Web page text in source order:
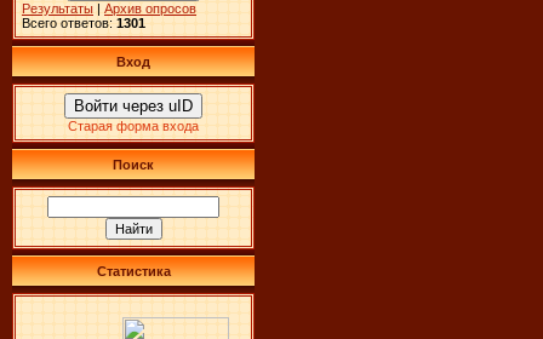
Результаты | Архив опросов
Всего ответов: 1301
Вход
Войти через uID
Старая форма входа
Поиск
Статистика